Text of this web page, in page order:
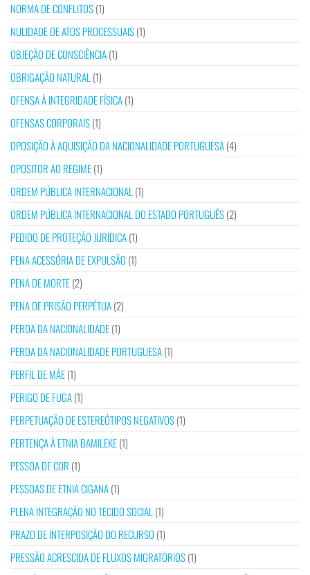
NORMA DE CONFLITOS(1)
NULIDADE DE ATOS PROCESSUAIS(1)
OBJEÇÃO DE CONSCIÊNCIA(1)
OBRIGAÇÃO NATURAL (1)
OFENSA À INTEGRIDADE FÍSICA(1)
OFENSAS CORPORAIS(1)
OPOSIÇÃO À AQUISIÇÃO DA NACIONALIDADE PORTUGUESA(4)
OPOSITOR AO REGIME(1)
ORDEM PÚBLICA INTERNACIONAL (1)
ORDEM PÚBLICA INTERNACIONAL DO ESTADO PORTUGUÊS(2)
PEDIDO DE PROTEÇÃO JURÍDICA(1)
PENA ACESSÓRIA DE EXPULSÃO (1)
PENA DE MORTE(2)
PENA DE PRISÃO PERPÉTUA(2)
PERDA DA NACIONALIDADE(1)
PERDA DA NACIONALIDADE PORTUGUESA(1)
PERFIL DE MÃE(1)
PERIGO DE FUGA(1)
PERPETUAÇÃO DE ESTEREÓTIPOS NEGATIVOS(1)
PERTENÇA À ETNIA BAMILEKE(1)
PESSOA DE COR (1)
PESSOAS DE ETNIA CIGANA(1)
PLENA INTEGRAÇÃO NO TECIDO SOCIAL (1)
PRAZO DE INTERPOSIÇÃO DO RECURSO (1)
PRESSÃO ACRESCIDA DE FLUXOS MIGRATÓRIOS(1)